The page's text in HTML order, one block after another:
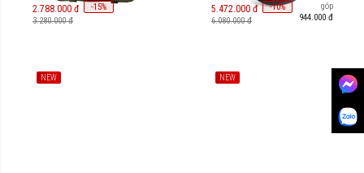
2.788.000 đ -15%
3.280.000 đ
5.472.000 đ -10%
6.080.000 đ
Trả góp
944.000 đ
NEW NEW